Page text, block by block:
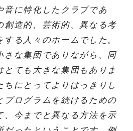
音に特化したクラブであ
創造的、芸術的、異なる考
る人々のホームでした。
さな集団でありながら、同
とても大きな集団もありま
ちにとってよりはっきりし
プログラムを続けるための
、今までと異なる方法を示